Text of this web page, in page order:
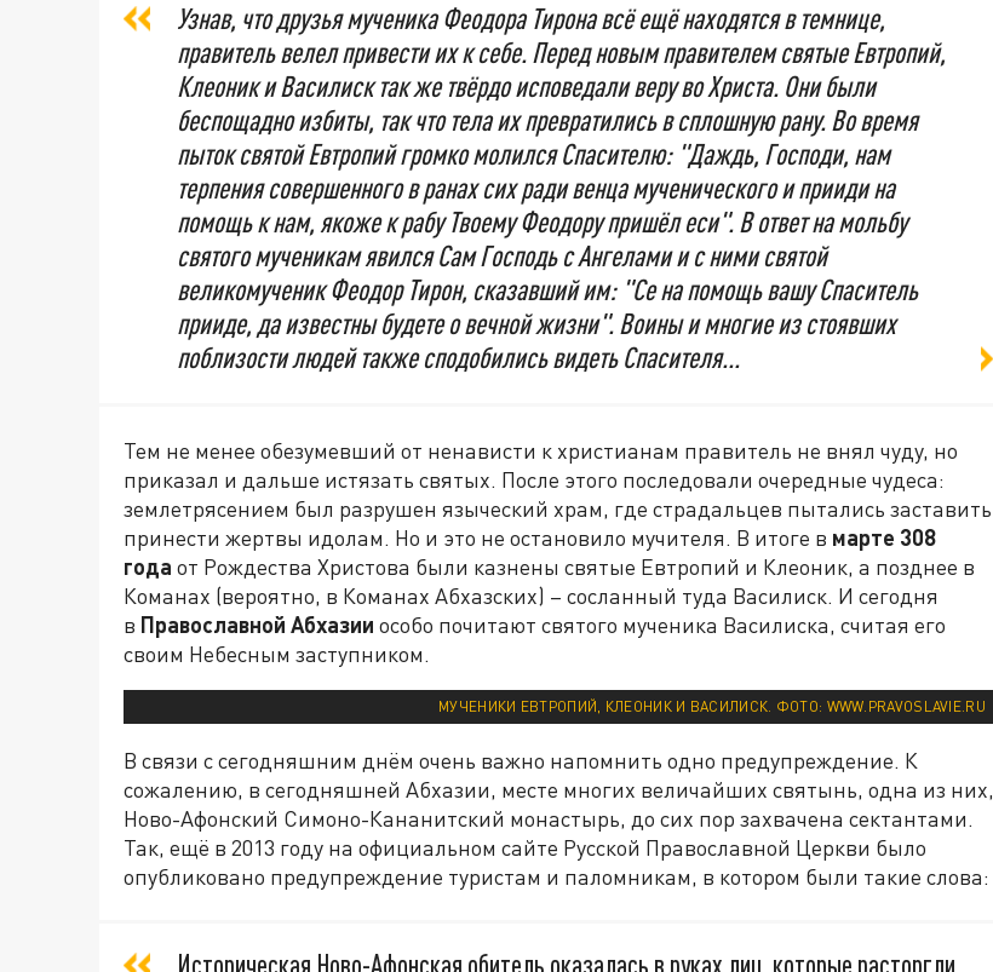
Узнав, что друзья мученика Феодора Тирона всё ещё находятся в темнице,
правитель велел привести их к себе. Перед новым правителем святые Евтропий,
Клеоник и Василиск так же твёрдо исповедали веру во Христа. Они были
беспощадно избиты, так что тела их превратились в сплошную рану. Во время
пыток святой Евтропий громко молился Спасителю: "Даждь, Господи, нам
терпения совершенного в ранах сих ради венца мученического и прииди на
помощь к нам, якоже к рабу Твоему Феодору пришёл еси". В ответ на мольбу
святого мученикам явился Сам Господь с Ангелами и с ними святой
великомученик Феодор Тирон, сказавший им: "Се на помощь вашу Спаситель
прииде, да известны будете о вечной жизни". Воины и многие из стоявших
поблизости людей также сподобились видеть Спасителя...
Тем не менее обезумевший от ненависти к христианам правитель не внял чуду, но
приказал и дальше истязать святых. После этого последовали очередные чудеса:
землетрясением был разрушен языческий храм, где страдальцев пытались заставить
принести жертвы идолам. Но и это не остановило мучителя. В итоге в марте 308
года от Рождества Христова были казнены святые Евтропий и Клеоник, а позднее в
Команах (вероятно, в Команах Абхазских) – сосланный туда Василиск. И сегодня
в Православной Абхазии особо почитают святого мученика Василиска, считая его
своим Небесным заступником.
МУЧЕНИКИ ЕВТРОПИЙ, КЛЕОНИК И ВАСИЛИСК. ФОТО: WWW.PRAVOSLAVIE.RU
В связи с сегодняшним днём очень важно напомнить одно предупреждение. К
сожалению, в сегодняшней Абхазии, месте многих величайших святынь, одна из них,
Ново-Афонский Симоно-Кананитский монастырь, до сих пор захвачена сектантами.
Так, ещё в 2013 году на официальном сайте Русской Православной Церкви было
опубликовано предупреждение туристам и паломникам, в котором были такие слова:
Историческая Ново-Афонская обитель оказалась в руках лиц, которые расторгли